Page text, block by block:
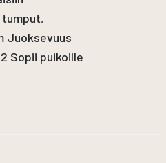
Juoksevuus
Sopii puikoille